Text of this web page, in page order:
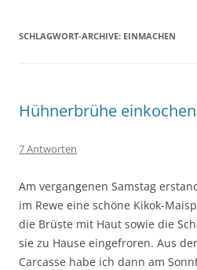
SCHLAGWORT-ARCHIVE: EINMACHEN
Hühnerbrühe einkochen
7 Antworten
Am vergangenen Samstag
im Rewe eine schöne Kikok-
die Brüste mit Haut sowie die
sie zu Hause eingefroren. Aus
Carcasse habe ich dann am